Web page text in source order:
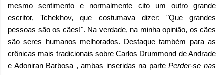
mesmo sentimento e normalmente cito um outro grande
escritor, Tchekhov, que costumava dizer: "Que grandes
pessoas são os cães!". Na verdade, na minha opinião, os cães
são seres humanos melhorados. Destaque também para as
crônicas mais tradicionais sobre Carlos Drummond de Andrade
e Adoniran Barbosa , ambas inseridas na partePerder-se nas